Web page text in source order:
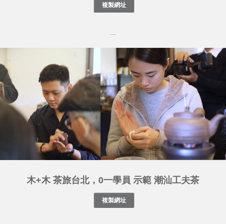
....
木+木 茶旅台北，0一學員 示範 潮汕工夫茶